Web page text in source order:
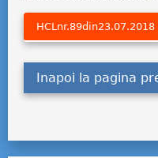
HCLnr.89din23.07.2018
Inapoi la pagina